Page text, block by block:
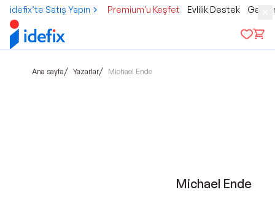
idefix’te Satış Yapın Premium'u Keşfet Evlilik Destek
Ana sayfa/ Yazarlar/ Michael Ende
Michael Ende